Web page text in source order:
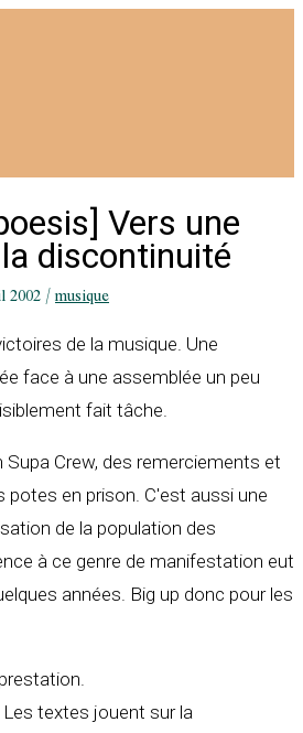
Vers une
discontinuité
2002/musique
de la musique. Une
face à une assemblée un peu
fait tâche.
Supa Crew, des remerciements et
potes en prison. C'est aussi une
de la population des
à ce genre de manifestation eut
années. Big up donc pour les
textes jouent sur la